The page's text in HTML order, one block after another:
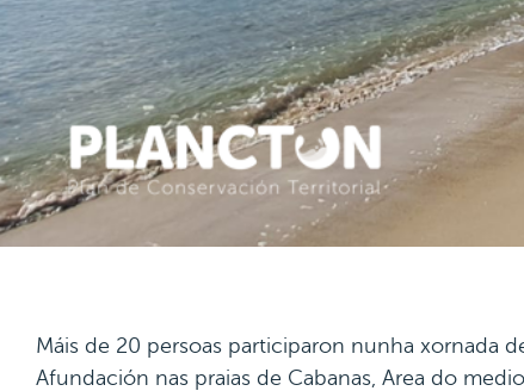
Máis de 20 persoas participaron nunha xornada
Afundación nas praias de Cabanas, Area do